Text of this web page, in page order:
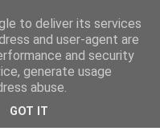
to deliver its services
and user-agent are
and security
generate usage
abuse.
GOT IT